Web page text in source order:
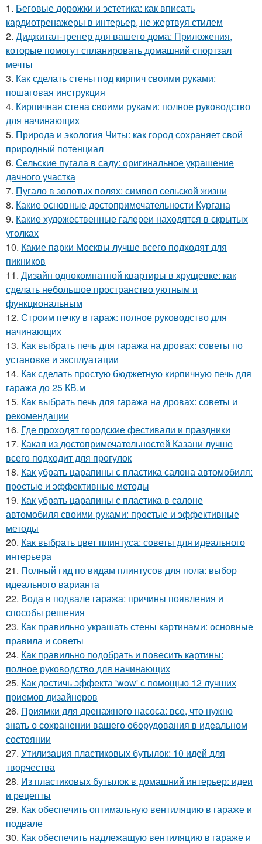
1. Беговые дорожки и эстетика: как вписать
кардиотренажеры в интерьер, не жертвуя стилем
2. Диджитал-тренер для вашего дома: Приложения,
которые помогут спланировать домашний спортзал
мечты
3. Как сделать стены под кирпич своими руками:
пошаговая инструкция
4. Кирпичная стена своими руками: полное руководство
для начинающих
5. Природа и экология Читы: как город сохраняет свой
природный потенциал
6. Сельские пугала в саду: оригинальное украшение
дачного участка
7. Пугало в золотых полях: символ сельской жизни
8. Какие основные достопримечательности Кургана
9. Какие художественные галереи находятся в скрытых
уголках
10. Какие парки Москвы лучше всего подходят для
пикников
11. Дизайн однокомнатной квартиры в хрущевке: как
сделать небольшое пространство уютным и
функциональным
12. Строим печку в гараж: полное руководство для
начинающих
13. Как выбрать печь для гаража на дровах: советы по
установке и эксплуатации
14. Как сделать простую бюджетную кирпичную печь для
гаража до 25 КВ.м
15. Как выбрать печь для гаража на дровах: советы и
рекомендации
16. Где проходят городские фестивали и праздники
17. Какая из достопримечательностей Казани лучше
всего подходит для прогулок
18. Как убрать царапины с пластика салона автомобиля:
простые и эффективные методы
19. Как убрать царапины с пластика в салоне
автомобиля своими руками: простые и эффективные
методы
20. Как выбрать цвет плинтуса: советы для идеального
интерьера
21. Полный гид по видам плинтусов для пола: выбор
идеального варианта
22. Вода в подвале гаража: причины появления и
способы решения
23. Как правильно украшать стены картинами: основные
правила и советы
24. Как правильно подобрать и повесить картины:
полное руководство для начинающих
25. Как достичь эффекта 'wow' с помощью 12 лучших
приемов дизайнеров
26. Приямки для дренажного насоса: все, что нужно
знать о сохранении вашего оборудования в идеальном
состоянии
27. Утилизация пластиковых бутылок: 10 идей для
творчества
28. Из пластиковых бутылок в домашний интерьер: идеи
и рецепты
29. Как обеспечить оптимальную вентиляцию в гараже и
подвале
30. Как обеспечить надлежащую вентиляцию в гараже и